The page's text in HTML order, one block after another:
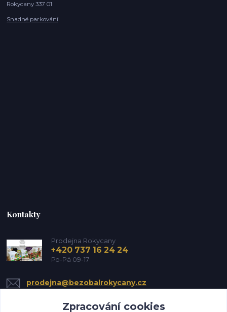
Rokycany 337 01
Snadné parkování
Kontakty
Prodejna Rokycany
+420 737 16 24 24
Po-Pá 09-17
prodejna@bezobalrokycany.cz
Zpracování cookies